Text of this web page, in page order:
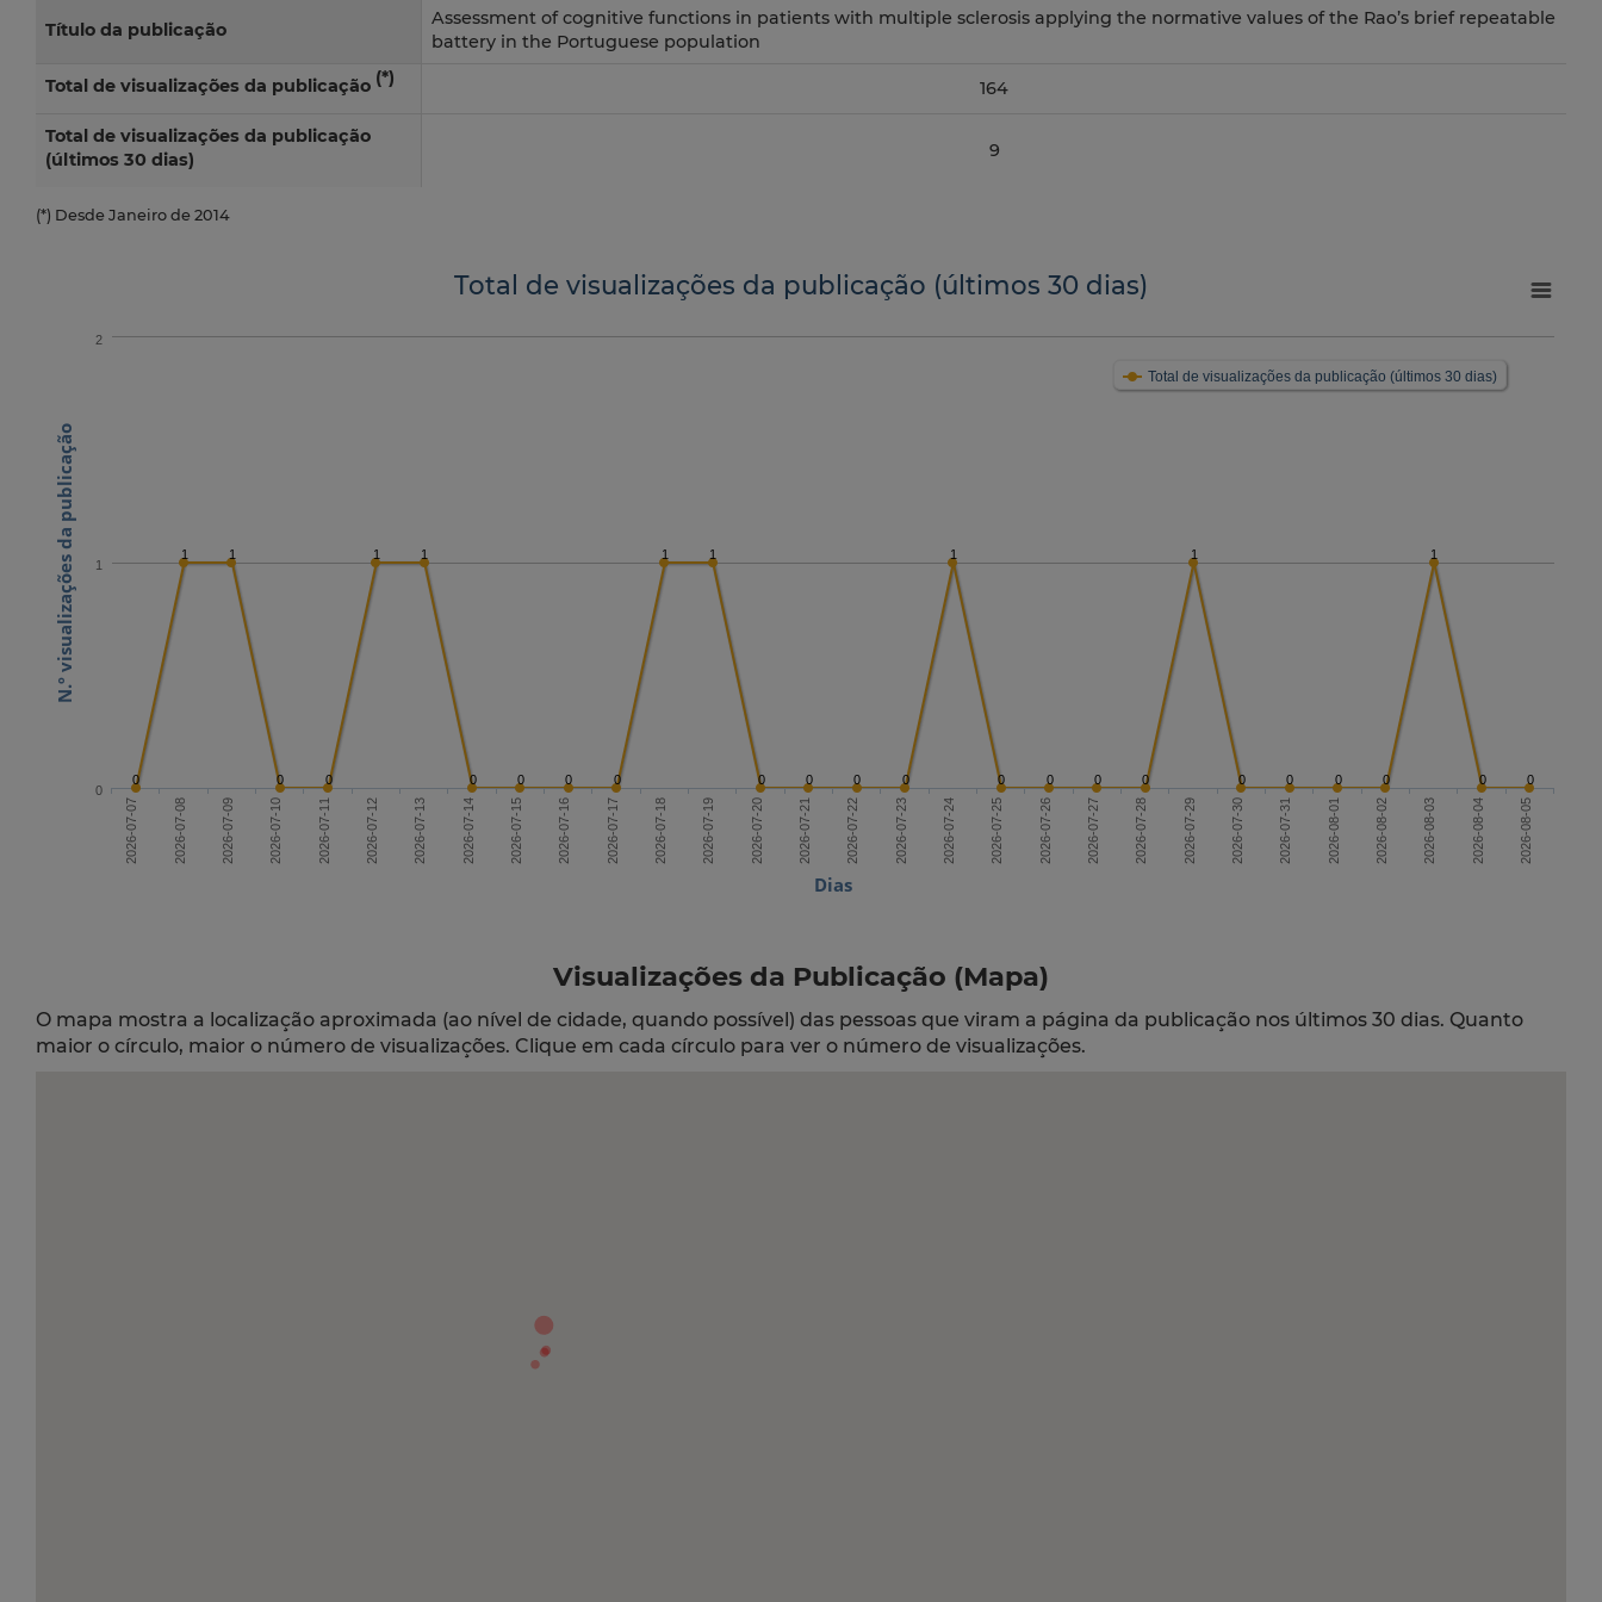
Título da publicação
Assessment of cognitive functions in patients with multiple sclerosis applying the normative values of the Rao’s brief repeatable
battery in the Portuguese population
Total de visualizações da publicação (*)
164
Total de visualizações da publicação
(últimos 30 dias)
9
(*) Desde Janeiro de 2014
Dias
N.º visualizações da publicação
Total de visualizações da publicação (últimos 30 dias)
0
1 1
0 0
1 1
0 0 0 0
1 1
0 0 0 0
1
0 0 0 0
1
0 0 0 0
1
0 0
Total de visualizações da publicação (últimos 30 dias)
2026-07-07 2026-07-08 2026-07-09 2026-07-10 2026-07-11 2026-07-12 2026-07-13 2026-07-14 2026-07-15 2026-07-16 2026-07-17 2026-07-18 2026-07-19 2026-07-20 2026-07-21 2026-07-22 2026-07-23 2026-07-24 2026-07-25 2026-07-26 2026-07-27 2026-07-28 2026-07-29 2026-07-30 2026-07-31 2026-08-01 2026-08-02 2026-08-03 2026-08-04 2026-08-05
0
1
2
Visualizações da Publicação (Mapa)
O mapa mostra a localização aproximada (ao nível de cidade, quando possível) das pessoas que viram a página da publicação nos últimos 30 dias. Quanto
maior o círculo, maior o número de visualizações. Clique em cada círculo para ver o número de visualizações.